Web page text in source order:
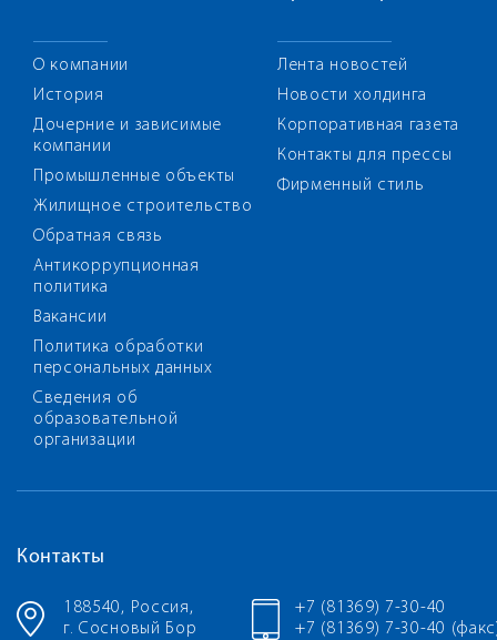
О компании
История
Дочерние и зависимые
компании
Промышленные объекты
Жилищное строительство
Обратная связь
Антикоррупционная
политика
Вакансии
Политика обработки
персональных данных
Сведения об
образовательной
организации
Лента новостей
Новости холдинга
Корпоративная газета
Контакты для прессы
Фирменный стиль
Контакты
188540, Россия,
г. Сосновый Бор
+7 (81369) 7-30-40
+7 (81369) 7-30-40